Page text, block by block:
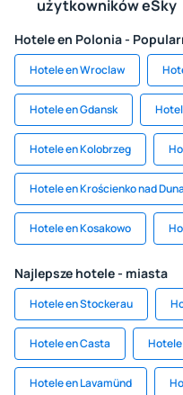
użytkowników eSky
Hotele en Polonia -
Hotele en Wroclaw
Hotele en Gdansk
Hotele en Kolobrzeg
Hotele en Krościenko nad
Hotele en Kosakowo
Najlepsze hotele - miasta
Hotele en Stockerau
Hotele en Casta Hotele
Hotele en Lavamünd